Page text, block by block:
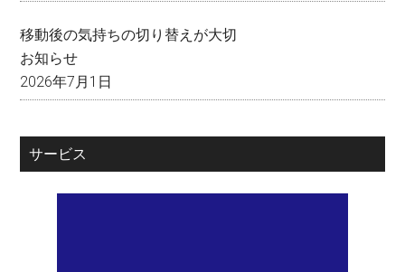
移動後の気持ちの切り替えが大切
お知らせ
2026年7月1日
サービス